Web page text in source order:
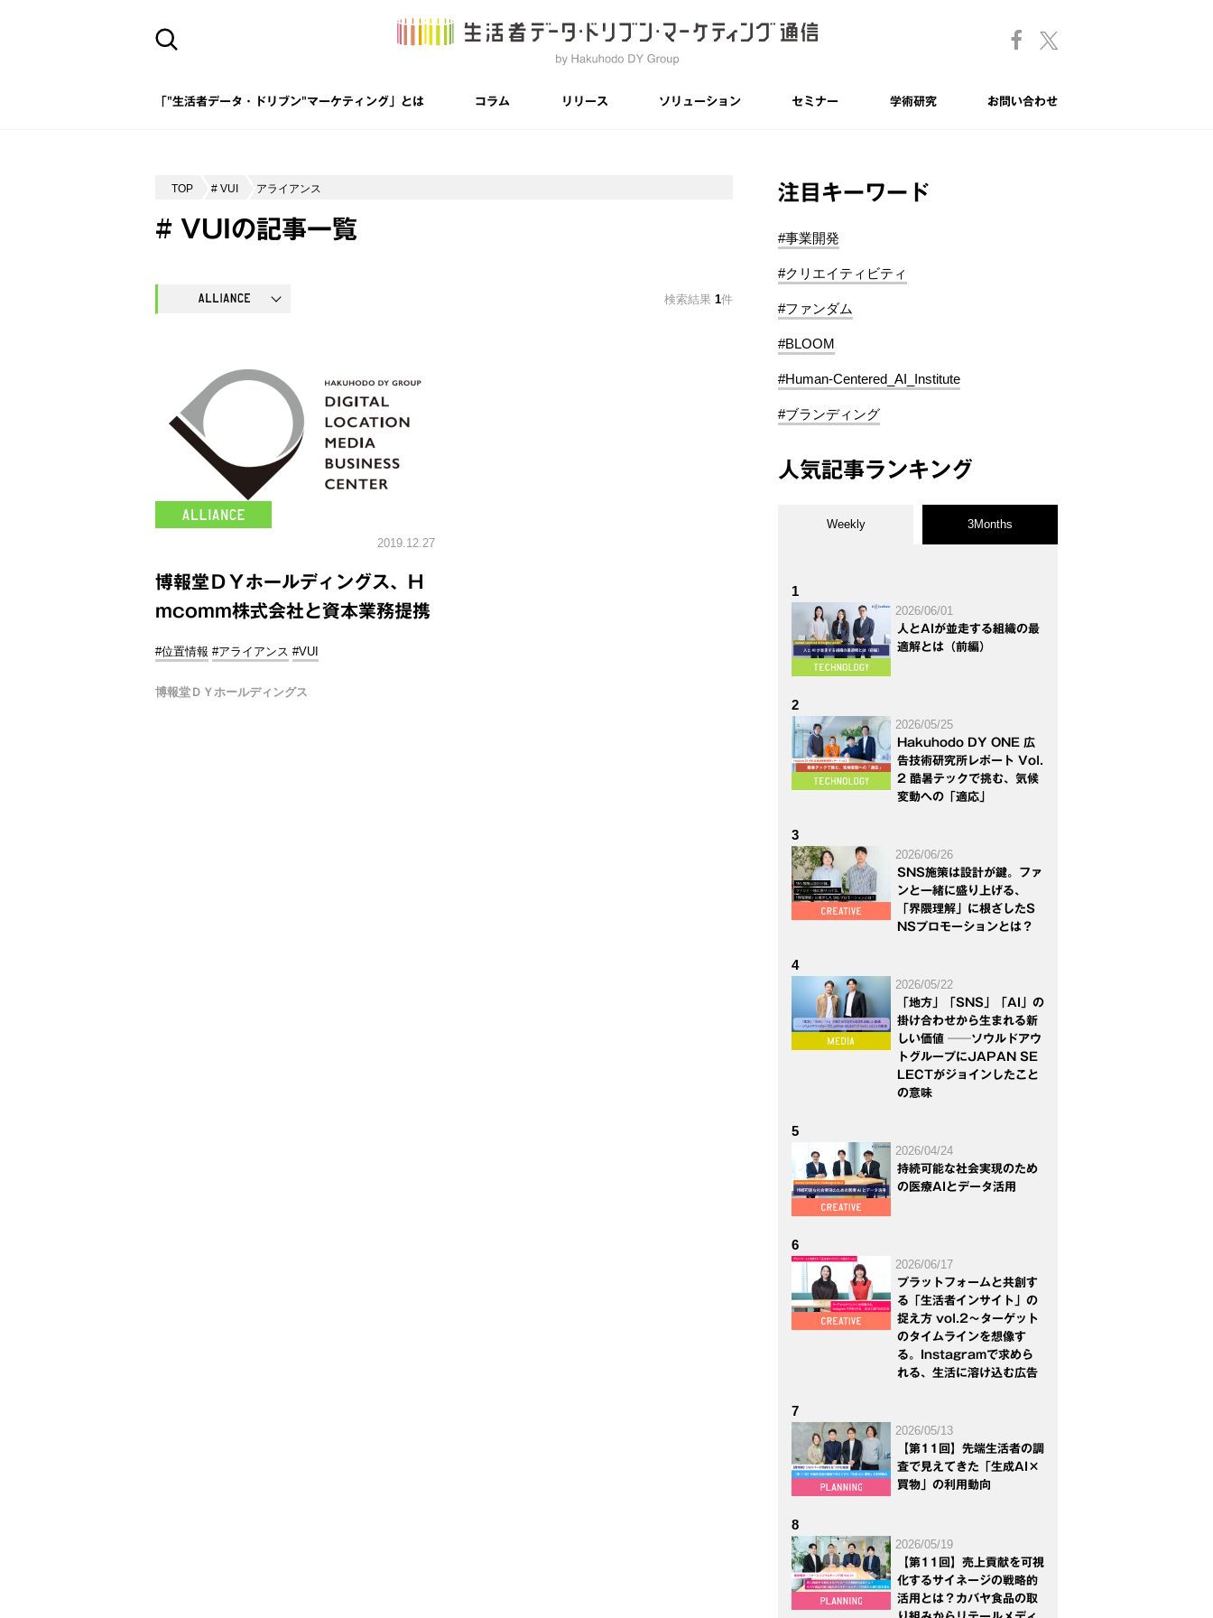
「"生活者データ・ドリブン"マーケティング」とは コラム リリース ソリューション セミナー 学術研究 お問い合わせ
TOP # VUI アライアンス
# VUIの記事一覧
検索結果 1件
2019.12.27
博報堂ＤＹホールディングス、H
mcomm株式会社と資本業務提携
#位置情報 #アライアンス #VUI
博報堂ＤＹホールディングス
注目キーワード
#事業開発
#クリエイティビティ
#ファンダム
#BLOOM
#Human-Centered_AI_Institute
#ブランディング
人気記事ランキング
Weekly 3Months
1
2026/06/01
人とAIが並走する組織の最
適解とは（前編）
2
2026/05/25
Hakuhodo DY ONE 広
告技術研究所レポート Vol.
2 酷暑テックで挑む、気候
変動への「適応」
3
2026/06/26
SNS施策は設計が鍵。ファ
ンと一緒に盛り上げる、
「界隈理解」に根ざしたS
NSプロモーションとは？
4
2026/05/22
「地方」「SNS」「AI」の
掛け合わせから生まれる新
しい価値 ──ソウルドアウ
トグループにJAPAN SE
LECTがジョインしたこと
の意味
5
2026/04/24
持続可能な社会実現のため
の医療AIとデータ活用
6
2026/06/17
プラットフォームと共創す
る「生活者インサイト」の
捉え方 vol.2～ターゲット
のタイムラインを想像す
る。Instagramで求めら
れる、生活に溶け込む広告
7
2026/05/13
【第11回】先端生活者の調
査で見えてきた「生成AI×
買物」の利用動向
8
2026/05/19
【第11回】売上貢献を可視
化するサイネージの戦略的
活用とは？カバヤ食品の取